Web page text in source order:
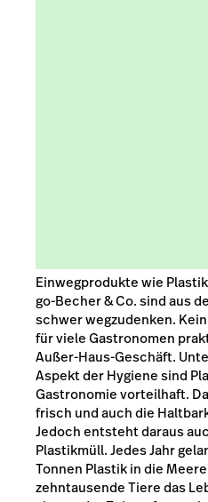
Einwegprodukte wie
go-Becher & Co. sind aus
schwer wegzudenken.
für viele Gastronomen
Außer-Haus-Geschäft.
Aspekt der Hygiene sind
Gastronomie vorteilhaft.
frisch und auch die
Jedoch entsteht daraus
Plastikmüll. Jedes Jahr
Tonnen Plastik in die
zehntausende Tiere das